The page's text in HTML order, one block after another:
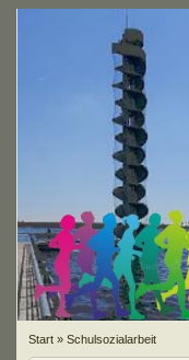
Start» Schulsozialarbeit